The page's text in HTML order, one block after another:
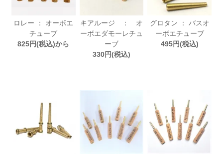
ロレー ： オーボエ
チューブ
825円(税込)から
キアルージ ： オ
ーボエダモーレチュ
ーブ
330円(税込)
グロタン ： バスオ
ーボエチューブ
495円(税込)